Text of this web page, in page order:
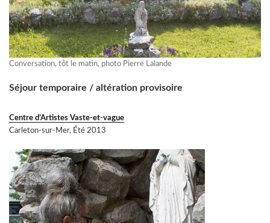
Conversation, tôt le matin, photo Pierre Lalande
Séjour temporaire / altération provisoire
Centre d’Artistes Vaste-et-vague
Carleton-sur-Mer, Été 2013